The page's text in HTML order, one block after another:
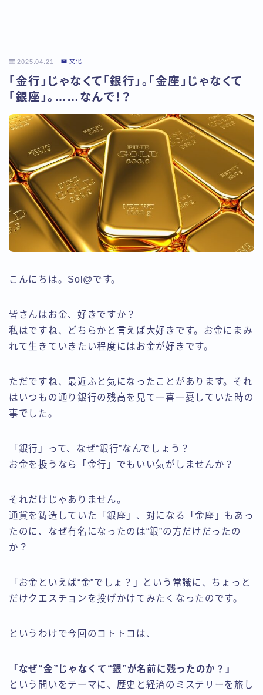
2025.04.21 文化
「金行」じゃなくて「銀行」。「金座」じゃなくて
「銀座」。……なんで！？
こんにちは。Sol@です。
皆さんはお金、好きですか？
私はですね、どちらかと言えば大好きです。お金にまみ
れて生きていきたい程度にはお金が好きです。
ただですね、最近ふと気になったことがあります。それ
はいつもの通り銀行の残高を見て一喜一憂していた時の
事でした。
「銀行」って、なぜ“銀行”なんでしょう？
お金を扱うなら「金行」でもいい気がしませんか？
それだけじゃありません。
通貨を鋳造していた「銀座」、対になる「金座」もあっ
たのに、なぜ有名になったのは“銀”の方だけだったの
か？
「お金といえば“金”でしょ？」という常識に、ちょっと
だけクエスチョンを投げかけてみたくなったのです。
というわけで今回のコトトコは、
「なぜ“金”じゃなくて“銀”が名前に残ったのか？」
という問いをテーマに、歴史と経済のミステリーを旅し